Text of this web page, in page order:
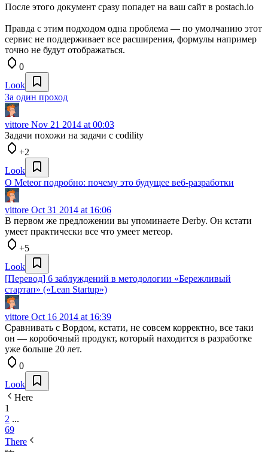
После этого документ сразу попадет на ваш сайт в postach.io
Правда с этим подходом одна проблема — по умолчанию этот
сервис не поддерживает все расширения, формулы например
точно не будут отображаться.
0
Look
За один проход
vittore Nov 21 2014 at 00:03
Задачи похожи на задачи с codility
+2
Look
О Meteor подробно: почему это будущее веб-разработки
vittore Oct 31 2014 at 16:06
В первом же предложении вы упоминаете Derby. Он кстати
умеет практически все что умеет метеор.
+5
Look
[Перевод] 6 заблуждений в методологии «Бережливый
стартап» («Lean Startup»)
vittore Oct 16 2014 at 16:39
Сравнивать c Вордом, кстати, не совсем корректно, все таки
он — коробочный продукт, который находится в разработке
уже больше 20 лет.
0
Look
Here
1
2 ...
69
There